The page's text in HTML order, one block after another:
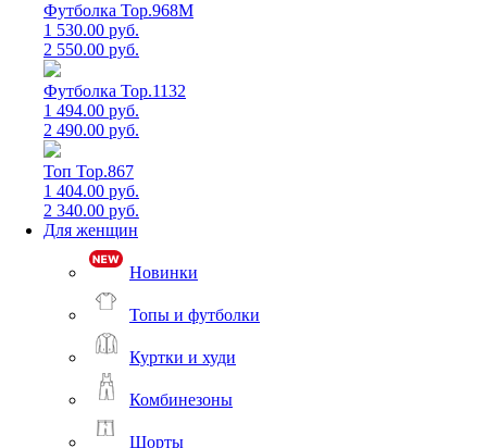
Футболка Top.968M
1 530.00 руб.
2 550.00 руб.
Футболка Top.1132
1 494.00 руб.
2 490.00 руб.
Топ Top.867
1 404.00 руб.
2 340.00 руб.
Для женщин
Новинки
Топы и футболки
Куртки и худи
Комбинезоны
Шорты